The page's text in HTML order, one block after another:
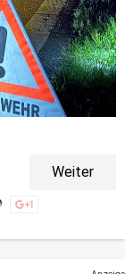
Weiter